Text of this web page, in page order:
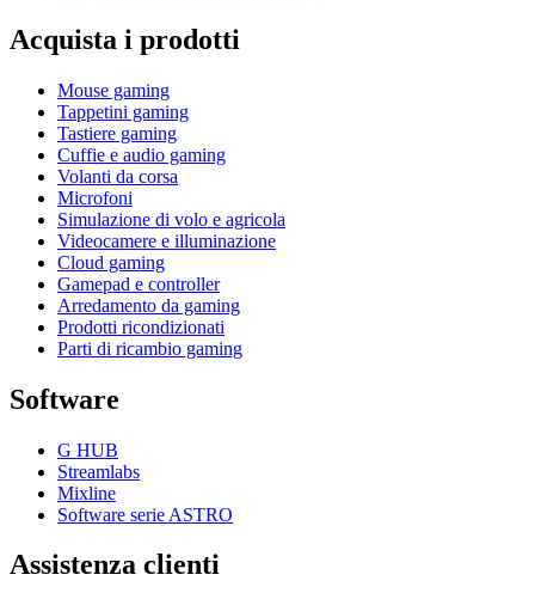
Acquista i prodotti
Mouse gaming
Tappetini gaming
Tastiere gaming
Cuffie e audio gaming
Volanti da corsa
Microfoni
Simulazione di volo e agricola
Videocamere e illuminazione
Cloud gaming
Gamepad e controller
Arredamento da gaming
Prodotti ricondizionati
Parti di ricambio gaming
Software
G HUB
Streamlabs
Mixline
Software serie ASTRO
Assistenza clienti